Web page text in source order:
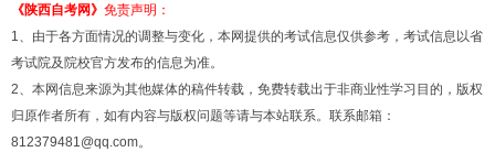
《陕西自考网》 免责声明：
1、由于各方面情况的调整与变化，本网提供的考试信息仅供参考，考试信息以省
考试院及院校官方发布的信息为准。
2、本网信息来源为其他媒体的稿件转载，免费转载出于非商业性学习目的，版权
归原作者所有，如有内容与版权问题等请与本站联系。联系邮箱：
812379481@qq.com。